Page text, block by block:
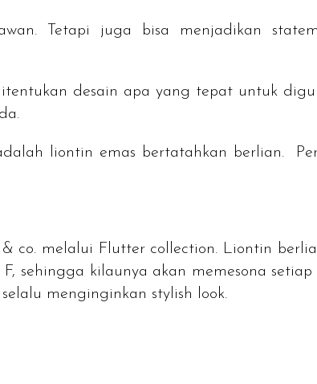
Tetapi juga bisa menjadikan
desain apa yang tepat untuk
liontin emas bertatahkan berlian.
co. melalui Flutter collection. Liontin
sehingga kilaunya akan memesona
menginginkan stylish look.